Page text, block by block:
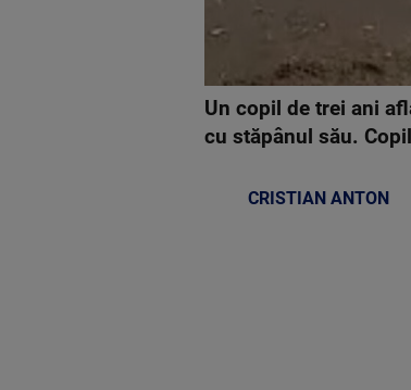
Un copil de trei ani
cu stăpânul său.
CRISTIAN ANTON